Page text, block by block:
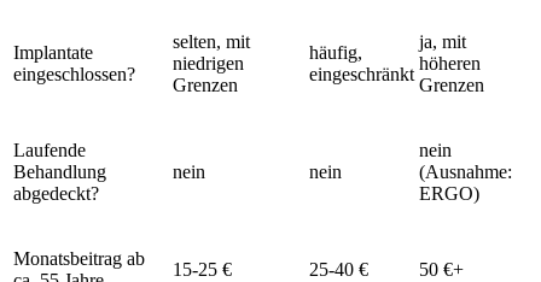
Implantate
eingeschlossen?
selten, mit
niedrigen
Grenzen
häufig,
eingeschränkt
ja, mit
höheren
Grenzen
Laufende
Behandlung
abgedeckt?
nein nein
nein
(Ausnahme:
ERGO)
Monatsbeitrag ab
15-25 € 25-40 € 50 €+